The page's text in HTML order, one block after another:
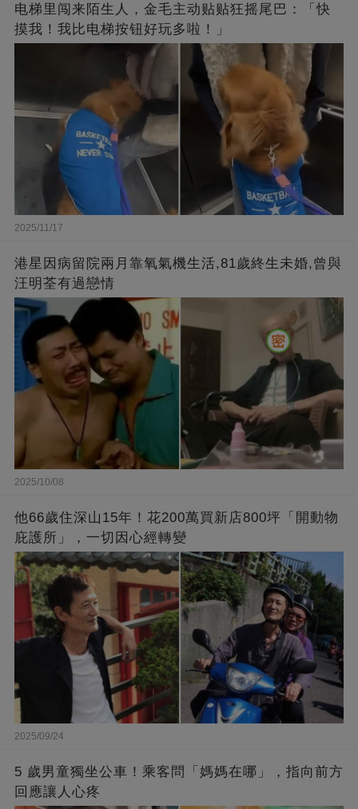
电梯里闯来陌生人，金毛主动贴贴狂摇尾巴：「快
摸我！我比电梯按钮好玩多啦！」
2025/11/17
港星因病留院兩月靠氧氣機生活,81歲終生未婚,曾與
汪明荃有過戀情
2025/10/08
他66歲住深山15年！花200萬買新店800坪「開動物
庇護所」，一切因心經轉變
2025/09/24
5 歲男童獨坐公車！乘客問「媽媽在哪」，指向前方
回應讓人心疼